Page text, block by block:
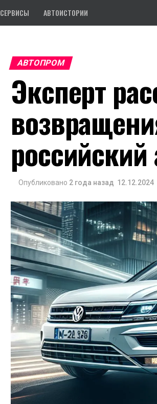
СЕРВИСЫ АВТОИСТОРИИ
АВТОПРОМ
Эксперт
Опубликовано 2 года назад 12.12.2024